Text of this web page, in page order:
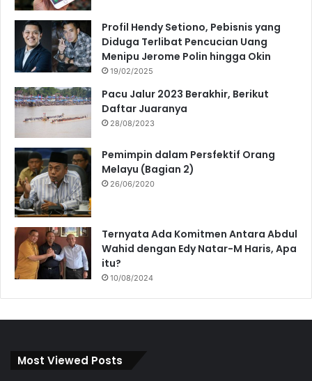
Profil Hendy Setiono, Pebisnis yang
Diduga Terlibat Pencucian Uang
Menipu Jerome Polin hingga Okin
19/02/2025
Pacu Jalur 2023 Berakhir, Berikut
Daftar Juaranya
28/08/2023
Pemimpin dalam Persfektif Orang
Melayu (Bagian 2)
26/06/2020
Ternyata Ada Komitmen Antara Abdul
Wahid dengan Edy Natar-M Haris, Apa
itu?
10/08/2024
Most Viewed Posts